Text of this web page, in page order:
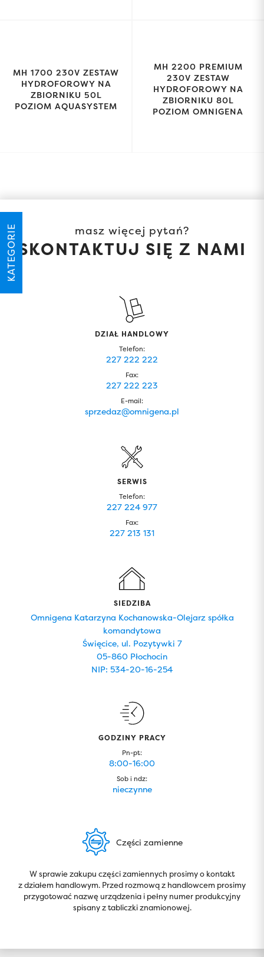
KATEGORIE
MH 1700 230V ZESTAW
HYDROFOROWY NA
ZBIORNIKU 50L
POZIOM AQUASYSTEM
MH 2200 PREMIUM
230V ZESTAW
HYDROFOROWY NA
ZBIORNIKU 80L
POZIOM OMNIGENA
masz więcej pytań?
SKONTAKTUJ SIĘ Z NAMI
DZIAŁ HANDLOWY
Telefon:
227 222 222
Fax:
227 222 223
E-mail:
sprzedaz@omnigena.pl
SERWIS
Telefon:
227 224 977
Fax:
227 213 131
SIEDZIBA
Omnigena Katarzyna Kochanowska-Olejarz spółka
komandytowa
Święcice, ul. Pozytywki 7
05-860 Płochocin
NIP: 534-20-16-254
GODZINY PRACY
Pn-pt:
8:00-16:00
Sob i ndz:
nieczynne
Części zamienne
W sprawie zakupu części zamiennych prosimy o kontakt
z działem handlowym. Przed rozmową z handlowcem prosimy
przygotować nazwę urządzenia i pełny numer produkcyjny
spisany z tabliczki znamionowej.